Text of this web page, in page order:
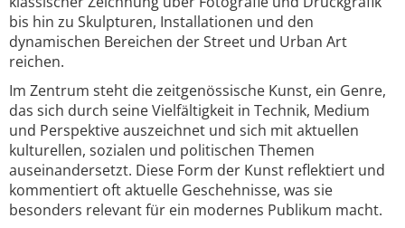
bis hin zu Skulpturen, Installationen und den
dynamischen Bereichen der Street und Urban Art
reichen.
Im Zentrum steht die zeitgenössische Kunst, ein Genre,
das sich durch seine Vielfältigkeit in Technik, Medium
und Perspektive auszeichnet und sich mit aktuellen
kulturellen, sozialen und politischen Themen
auseinandersetzt. Diese Form der Kunst reflektiert und
kommentiert oft aktuelle Geschehnisse, was sie
besonders relevant für ein modernes Publikum macht.